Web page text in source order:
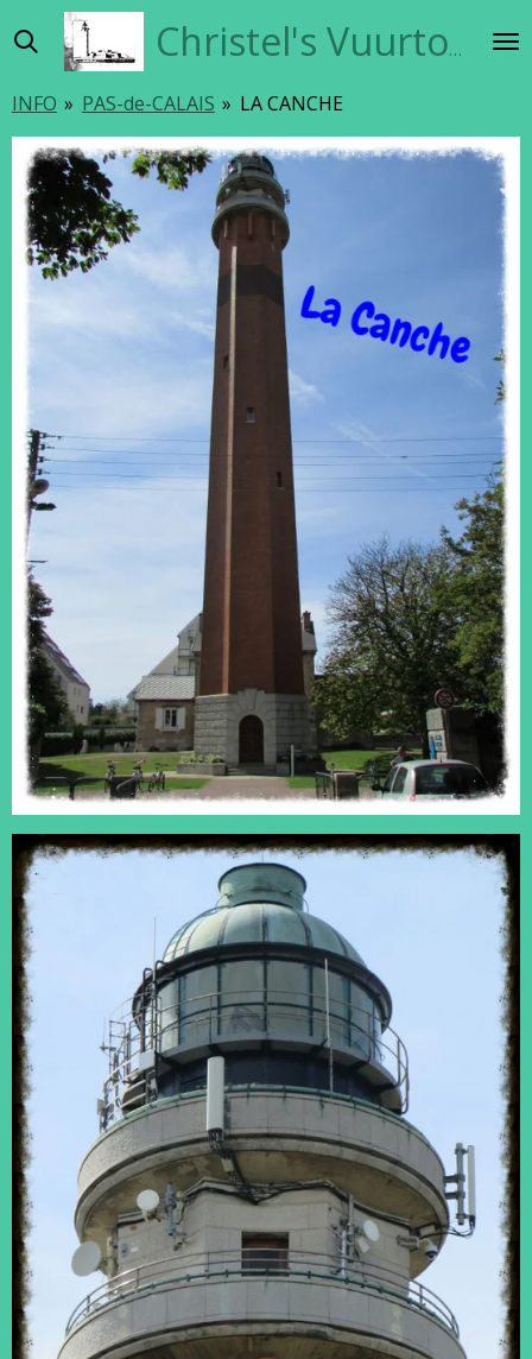
direct
de
hoofdinhoud
Christel's Vuurtorensite
INFO » PAS-de-CALAIS » LA CANCHE